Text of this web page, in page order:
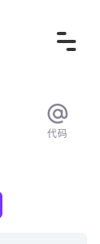
代码